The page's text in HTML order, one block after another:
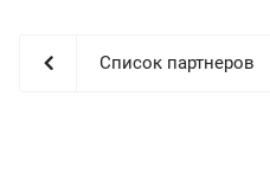
Список партнеров